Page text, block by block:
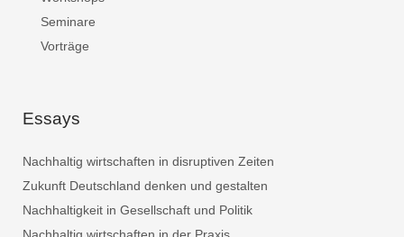
Seminare
Vorträge
Essays
Nachhaltig wirtschaften in disruptiven Zeiten
Zukunft Deutschland denken und gestalten
Nachhaltigkeit in Gesellschaft und Politik